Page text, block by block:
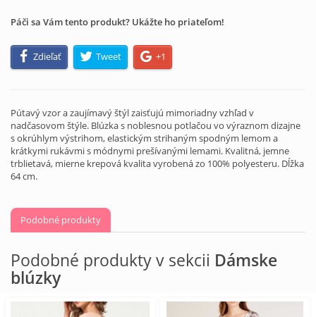
Páči sa Vám tento produkt? Ukážte ho priateľom!
Zdieľať Tweet +1
Pútavý vzor a zaujímavý štýl zaisťujú mimoriadny vzhľad v
nadčasovom štýle. Blúzka s noblesnou potlačou vo výraznom dizajne
s okrúhlym výstrihom, elastickým strihaným spodným lemom a
krátkymi rukávmi s módnymi prešívanými lemami. Kvalitná, jemne
trblietavá, mierne krepová kvalita vyrobená zo 100% polyesteru. Dĺžka
64 cm.
Podobné produkty
Podobné produkty v sekcii Dámske
blúzky